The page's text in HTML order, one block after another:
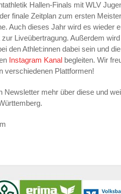
Hallen-Finals mit WLV
finale Zeitplan zum ersten
Auch dieses Jahr wird es wieder
Liveübertragung. Außerdem
den Athlet:innen dabei sein und
Instagram Kanal begleiten. Wir
verschiedenen Plattformen!
Newsletter mehr über diese und